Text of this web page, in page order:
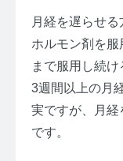
月経を遅らせ
ホルモン剤を服
まで服用し続け
3週間以上の月
実ですが、月経
です。